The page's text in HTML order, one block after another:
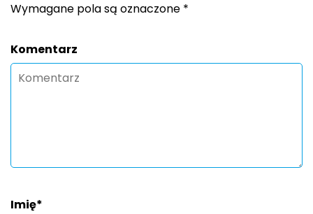
Wymagane pola są oznaczone *
Komentarz
Imię*